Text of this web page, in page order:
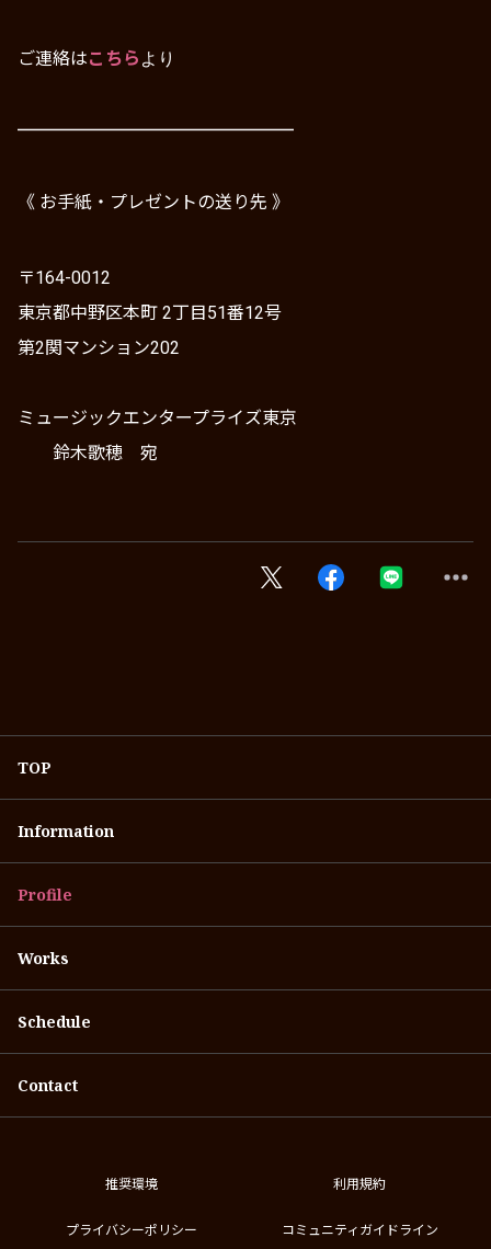
ご連絡はこちら より
━━━━━━━━━━━━━━━━━━━━━
《 お手紙・ プレゼントの送り先 》
〒164-0012
東京都中野区本町 2丁目51番12号
第2関マンション202
ミュージックエンタープライズ東京
鈴木歌穂 宛
TOP
Information
Profile
Works
Schedule
Contact
推奨環境 利用規約
プライバシーポリシー コミュニティガイドライン